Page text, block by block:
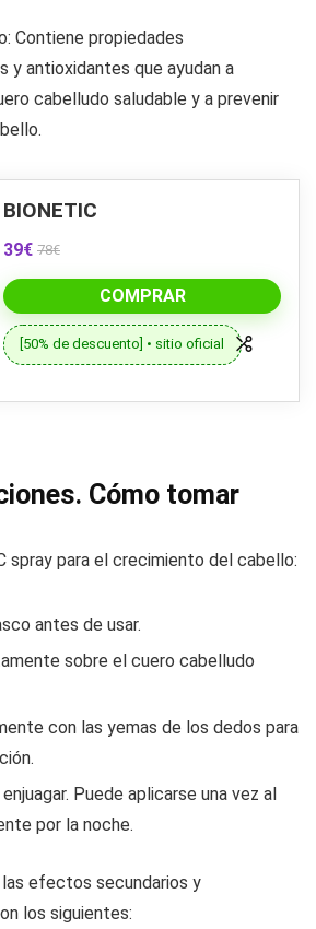
Contiene propiedades
y antioxidantes que ayudan a
cabelludo saludable y a prevenir
BIONETIC
39€ 78€
COMPRAR
[50% de descuento] • sitio oficial
Cómo tomar
spray para el crecimiento del cabello:
antes de usar.
sobre el cuero cabelludo
con las yemas de los dedos para
Puede aplicarse una vez al
por la noche.
efectos secundarios y
los siguientes: